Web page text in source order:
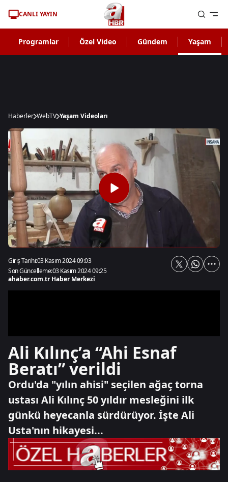
CANLI YAYIN
Programlar Özel Video Gündem Yaşam
Haberler WebTV Yaşam Videoları
Giriş Tarihi:03 Kasım 2024 09:03
Son Güncelleme:03 Kasım 2024 09:25
ahaber.com.tr Haber Merkezi
Ali Kılınç’a “Ahi Esnaf
Beratı” verildi
Ordu'da "yılın ahisi" seçilen ağaç torna
ustası Ali Kılınç 50 yıldır mesleğini ilk
günkü heyecanla sürdürüyor. İşte Ali
Usta'nın hikayesi...